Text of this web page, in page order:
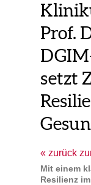
Prof.
setzt
zurück
Mit einem
Resilienz